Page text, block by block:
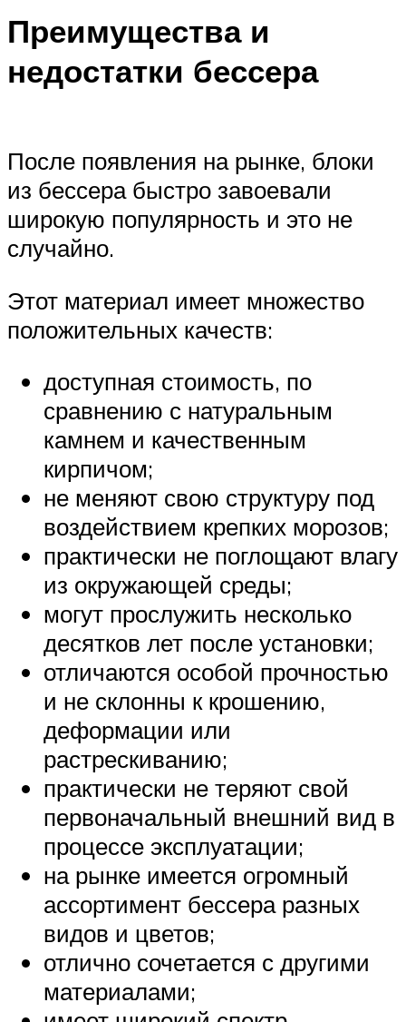
Преимущества и
недостатки бессера
После появления на рынке, блоки
из бессера быстро завоевали
широкую популярность и это не
случайно.
Этот материал имеет множество
положительных качеств:
доступная стоимость, по
сравнению с натуральным
камнем и качественным
кирпичом;
не меняют свою структуру под
воздействием крепких морозов;
практически не поглощают влагу
из окружающей среды;
могут прослужить несколько
десятков лет после установки;
отличаются особой прочностью
и не склонны к крошению,
деформации или
растрескиванию;
практически не теряют свой
первоначальный внешний вид в
процессе эксплуатации;
на рынке имеется огромный
ассортимент бессера разных
видов и цветов;
отлично сочетается с другими
материалами;